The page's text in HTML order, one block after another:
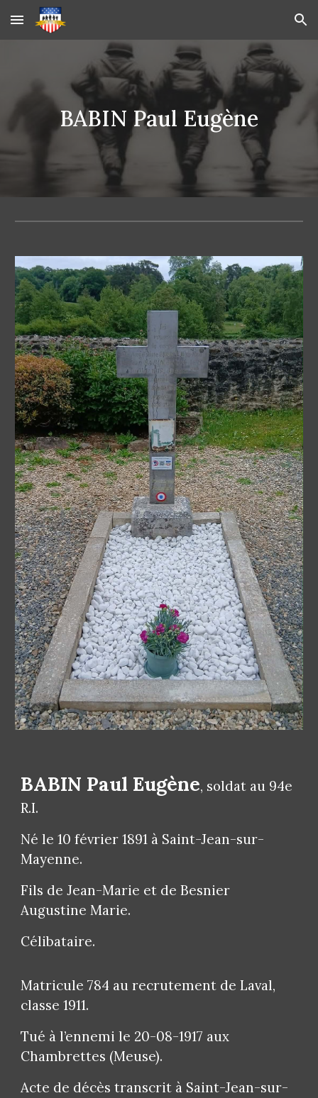
Skip to main content Skip to navigation
BABIN Paul Eugène
BABIN Paul Eugène, soldat au 94e
R.I.
Né le 10 février 1891 à Saint-Jean-sur-
Mayenne.
Fils de Jean-Marie et de Besnier
Augustine Marie.
Célibataire.
Matricule 784 au recrutement de Laval,
classe 1911.
Tué à l’ennemi le 20-08-1917 aux
Chambrettes (Meuse).
Acte de décès transcrit à Saint-Jean-sur-